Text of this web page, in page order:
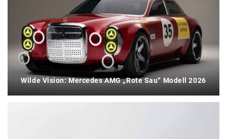
Wilde Vision: Mercedes AMG „Rote Sau“ Modell 2026